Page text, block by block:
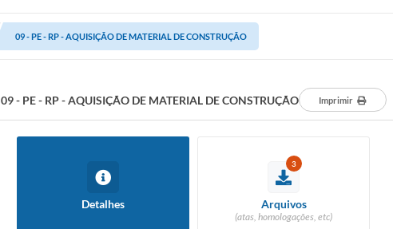
09 - PE - RP - AQUISIÇÃO DE MATERIAL DE CONSTRUÇÃO
09 - PE - RP - AQUISIÇÃO DE MATERIAL DE CONSTRUÇÃO Imprimir
Detalhes
3
Arquivos
(atas, homologações, etc)